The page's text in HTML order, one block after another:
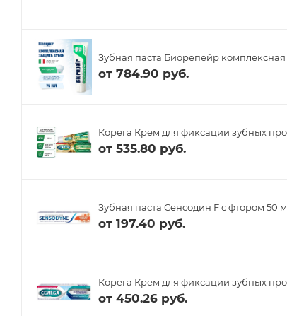
Зубная паста Биорепейр
от 784.90 руб.
Корега Крем для фиксации зубных
от 535.80 руб.
Зубная паста Сенсодин F с фтором 50
от 197.40 руб.
Корега Крем для фиксации зубных
от 450.26 руб.